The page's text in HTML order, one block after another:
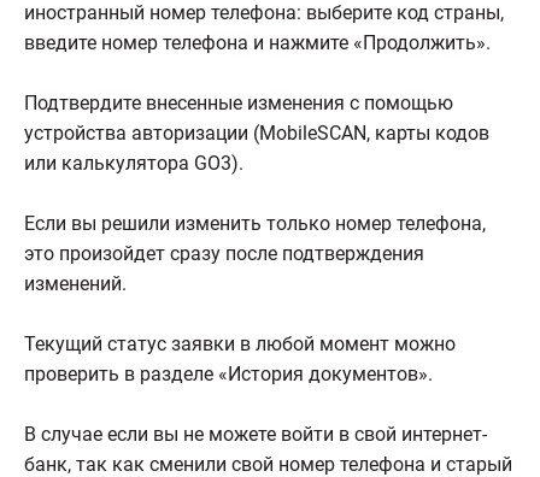
иностранный номер телефона: выберите код страны,
введите номер телефона и нажмите «Продолжить».
Подтвердите внесенные изменения с помощью
устройства авторизации (MobileSCAN, карты кодов
или калькулятора GO3).
Если вы решили изменить только номер телефона,
это произойдет сразу после подтверждения
изменений.
Текущий статус заявки в любой момент можно
проверить в разделе «История документов».
В случае если вы не можете войти в свой интернет-
банк, так как сменили свой номер телефона и старый